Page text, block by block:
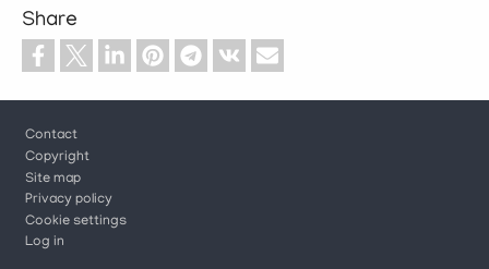
Share
Footer
Contact
Copyright
Site map
Privacy policy
Cookie settings
Log in